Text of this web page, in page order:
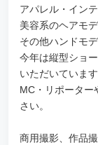
アパレル・イン
美容系のヘアモ
その他ハンドモ
今年は縦型ショ
いただいています
MC・リポーター
さい。
商用撮影、作品